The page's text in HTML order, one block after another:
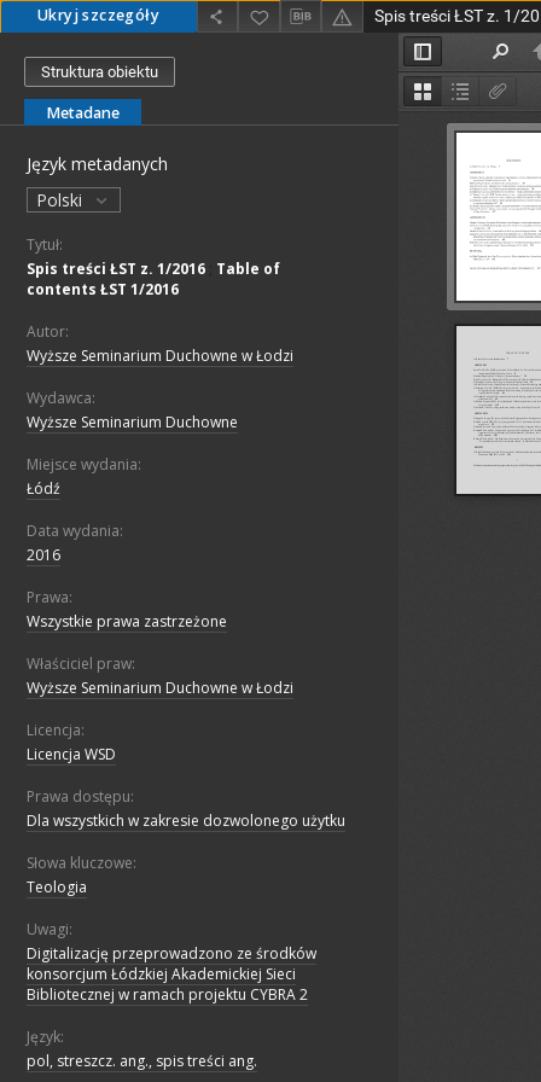
Ukryj szczegóły
Struktura obiektu
Metadane
Język metadanych
Polski
Tytuł:
Spis treści ŁST z. 1/2016 Table of
contents ŁST 1/2016
Autor:
Wyższe Seminarium Duchowne w Łodzi
Wydawca:
Wyższe Seminarium Duchowne
Miejsce wydania:
Łódź
Data wydania:
2016
Prawa:
Wszystkie prawa zastrzeżone
Właściciel praw:
Wyższe Seminarium Duchowne w Łodzi
Licencja:
Licencja WSD
Prawa dostępu:
Dla wszystkich w zakresie dozwolonego użytku
Słowa kluczowe:
Teologia
Uwagi:
Digitalizację przeprowadzono ze środków
konsorcjum Łódzkiej Akademickiej Sieci
Bibliotecznej w ramach projektu CYBRA 2
Język:
pol, streszcz. ang., spis treści ang.